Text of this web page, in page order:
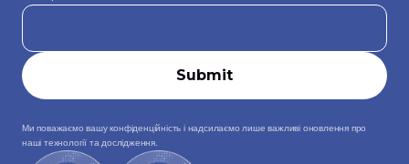
Ми поважаємо вашу конфіденційність і надсилаємо лише важливі оновлення про
наші технології та дослідження.